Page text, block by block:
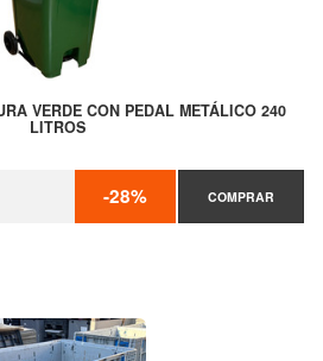
VERDE CON PEDAL METÁLICO 240
LITROS
-28% COMPRAR